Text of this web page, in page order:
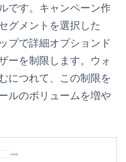
です。キャンペーン作
グメントを選択した
プで詳細オプション ド
ーを制限します。ウォ
につれて、この制限を
ルのボリュームを増や